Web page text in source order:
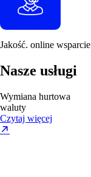
Jakość. online wsparcie
Nasze usługi
Wymiana hurtowa
waluty
Czytaj więcej